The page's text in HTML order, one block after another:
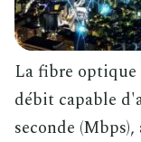
La fibre
débit capable
seconde